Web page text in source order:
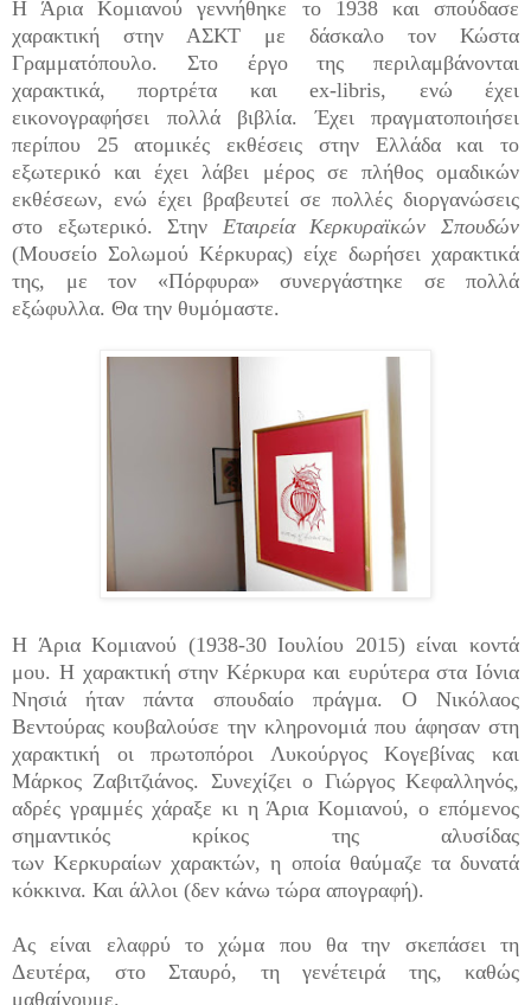
Η Άρια Κομιανού γεννήθηκε το 1938 και σπούδασε
χαρακτική στην ΑΣΚΤ με δάσκαλο τον Κώστα
Γραμματόπουλο. Στο έργο της περιλαμβάνονται
χαρακτικά, πορτρέτα και ex-libris, ενώ έχει
εικονογραφήσει πολλά βιβλία. Έχει πραγματοποιήσει
περίπου 25 ατομικές εκθέσεις στην Ελλάδα και το
εξωτερικό και έχει λάβει μέρος σε πλήθος ομαδικών
εκθέσεων, ενώ έχει βραβευτεί σε πολλές διοργανώσεις
στο εξωτερικό. Στην Εταιρεία Κερκυραϊκών Σπουδών
(Μουσείο Σολωμού Κέρκυρας) είχε δωρήσει χαρακτικά
της, με τον «Πόρφυρα» συνεργάστηκε σε πολλά
εξώφυλλα. Θα την θυμόμαστε.
Η Άρια Κομιανού (1938-30 Ιουλίου 2015) είναι κοντά
μου. Η χαρακτική στην Κέρκυρα και ευρύτερα στα Ιόνια
Νησιά ήταν πάντα σπουδαίο πράγμα. Ο Νικόλαος
Βεντούρας κουβαλούσε την κληρονομιά που άφησαν στη
χαρακτική οι πρωτοπόροι Λυκούργος Κογεβίνας και
Μάρκος Ζαβιτζιάνος. Συνεχίζει ο Γιώργος Κεφαλληνός,
αδρές γραμμές χάραξε κι η Άρια Κομιανού, ο επόμενος
σημαντικός κρίκος της αλυσίδας
των Κερκυραίων χαρακτών, η οποία θαύμαζε τα δυνατά
κόκκινα. Και άλλοι (δεν κάνω τώρα απογραφή).
Ας είναι ελαφρύ το χώμα που θα την σκεπάσει τη
Δευτέρα, στο Σταυρό, τη γενέτειρά της, καθώς
μαθαίνουμε.